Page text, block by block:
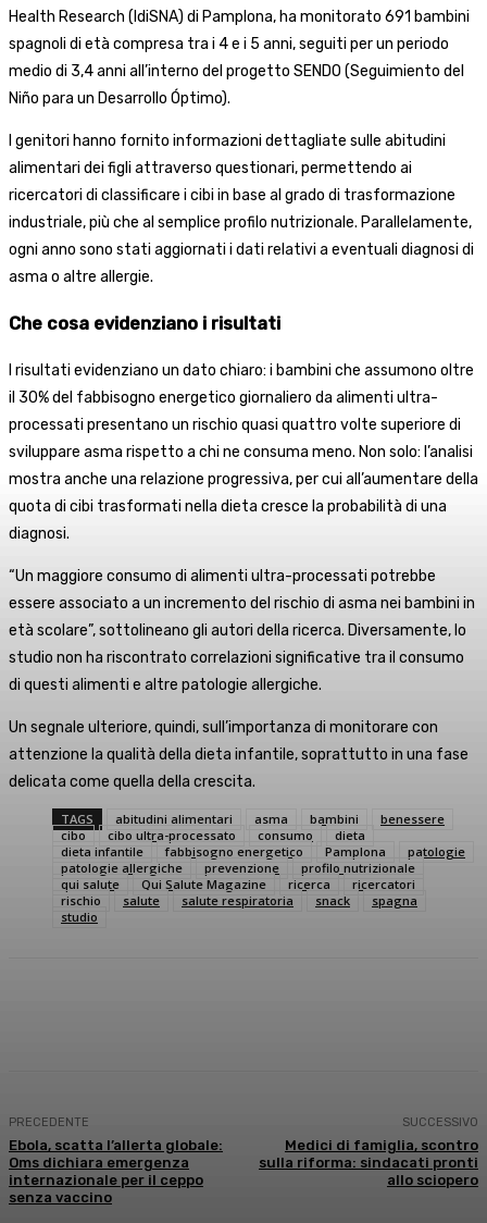
Health Research (IdiSNA) di Pamplona, ha monitorato 691 bambini
spagnoli di età compresa tra i 4 e i 5 anni, seguiti per un periodo
medio di 3,4 anni all’interno del progetto SENDO (Seguimiento del
Niño para un Desarrollo Óptimo).
I genitori hanno fornito informazioni dettagliate sulle abitudini
alimentari dei figli attraverso questionari, permettendo ai
ricercatori di classificare i cibi in base al grado di trasformazione
industriale, più che al semplice profilo nutrizionale. Parallelamente,
ogni anno sono stati aggiornati i dati relativi a eventuali diagnosi di
asma o altre allergie.
Che cosa evidenziano i risultati
I risultati evidenziano un dato chiaro: i bambini che assumono oltre
il 30% del fabbisogno energetico giornaliero da alimenti ultra-
processati presentano un rischio quasi quattro volte superiore di
sviluppare asma rispetto a chi ne consuma meno. Non solo: l’analisi
mostra anche una relazione progressiva, per cui all’aumentare della
quota di cibi trasformati nella dieta cresce la probabilità di una
diagnosi.
“Un maggiore consumo di alimenti ultra-processati potrebbe
essere associato a un incremento del rischio di asma nei bambini in
età scolare”, sottolineano gli autori della ricerca. Diversamente, lo
studio non ha riscontrato correlazioni significative tra il consumo
di questi alimenti e altre patologie allergiche.
Un segnale ulteriore, quindi, sull’importanza di monitorare con
attenzione la qualità della dieta infantile, soprattutto in una fase
delicata come quella della crescita.
TAGS abitudini alimentari asma bambini
benessere
cibo
cibo ultra-processato consumo
dieta
dieta infantile
fabbisogno energetico Pamplona
patologie
patologie allergiche
prevenzione
profilo nutrizionale
qui salute
Qui Salute Magazine ricerca
ricercatori
rischio
salute salute respiratoria snack
spagna
studio
PRECEDENTE
Ebola, scatta l’allerta globale:
Oms dichiara emergenza
internazionale per il ceppo
senza vaccino
SUCCESSIVO
Medici di famiglia, scontro
sulla riforma: sindacati pronti
allo sciopero